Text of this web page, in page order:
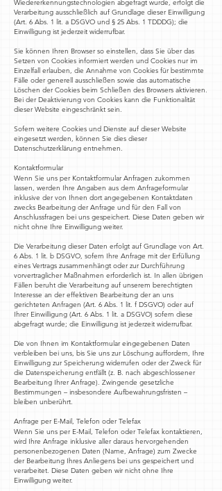
Wiedererkennungstechnologien abgefragt wurde, erfolgt die
Verarbeitung ausschließlich auf Grundlage dieser Einwilligung
(Art. 6 Abs. 1 lit. a DSGVO und § 25 Abs. 1 TDDDG); die
Einwilligung ist jederzeit widerrufbar.
Sie können Ihren Browser so einstellen, dass Sie über das
Setzen von Cookies informiert werden und Cookies nur im
Einzelfall erlauben, die Annahme von Cookies für bestimmte
Fälle oder generell ausschließen sowie das automatische
Löschen der Cookies beim Schließen des Browsers aktivieren.
Bei der Deaktivierung von Cookies kann die Funktionalität
dieser Website eingeschränkt sein.
Sofern weitere Cookies und Dienste auf dieser Website
eingesetzt werden, können Sie dies dieser
Datenschutzerklärung entnehmen.
Kontaktformular
Wenn Sie uns per Kontaktformular Anfragen zukommen
lassen, werden Ihre Angaben aus dem Anfrageformular
inklusive der von Ihnen dort angegebenen Kontaktdaten
zwecks Bearbeitung der Anfrage und für den Fall von
Anschlussfragen bei uns gespeichert. Diese Daten geben wir
nicht ohne Ihre Einwilligung weiter.
Die Verarbeitung dieser Daten erfolgt auf Grundlage von Art.
6 Abs. 1 lit. b DSGVO, sofern Ihre Anfrage mit der Erfüllung
eines Vertrags zusammenhängt oder zur Durchführung
vorvertraglicher Maßnahmen erforderlich ist. In allen übrigen
Fällen beruht die Verarbeitung auf unserem berechtigten
Interesse an der effektiven Bearbeitung der an uns
gerichteten Anfragen (Art. 6 Abs. 1 lit. f DSGVO) oder auf
Ihrer Einwilligung (Art. 6 Abs. 1 lit. a DSGVO) sofern diese
abgefragt wurde; die Einwilligung ist jederzeit widerrufbar.
Die von Ihnen im Kontaktformular eingegebenen Daten
verbleiben bei uns, bis Sie uns zur Löschung auffordern, Ihre
Einwilligung zur Speicherung widerrufen oder der Zweck für
die Datenspeicherung entfällt (z. B. nach abgeschlossener
Bearbeitung Ihrer Anfrage). Zwingende gesetzliche
Bestimmungen – insbesondere Aufbewahrungsfristen –
bleiben unberührt.
Anfrage per E-Mail, Telefon oder Telefax
Wenn Sie uns per E-Mail, Telefon oder Telefax kontaktieren,
wird Ihre Anfrage inklusive aller daraus hervorgehenden
personenbezogenen Daten (Name, Anfrage) zum Zwecke
der Bearbeitung Ihres Anliegens bei uns gespeichert und
verarbeitet. Diese Daten geben wir nicht ohne Ihre
Einwilligung weiter.